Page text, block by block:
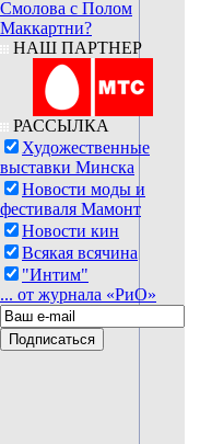
Смолова с Полом
Маккартни?
НАШ ПАРТНЕР
РАССЫЛКА
Художественные
выставки Минска
Новости моды и
фестиваля Мамонт
Новости кин
Всякая всячина
"Интим"
... от журнала «РиО»